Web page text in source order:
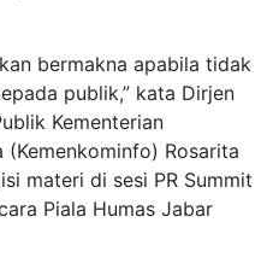
bermakna apabila tidak
publik,” kata Dirjen
Kementerian
Rosarita
materi di sesi PR Summit
Piala Humas Jabar